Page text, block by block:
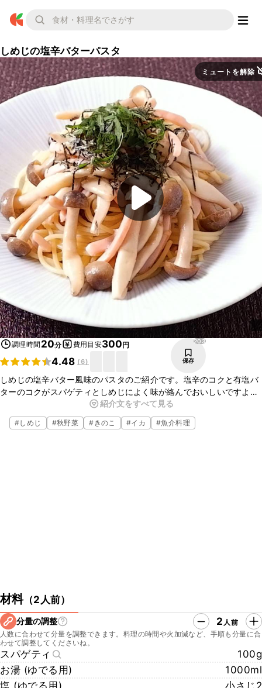
しめじの塩辛バターパスタ
ミュートを解除
調理時間 20分 費用目安300円
4.48 (6)
203
保存
しめじの塩辛バター風味のパスタのご紹介です。塩辛のコクと有塩バ
ターのコクがスパゲティとしめじによく味が絡んでおいしいですよ。
お手軽にできますので、ランチにも喜ばれます。いつもとひと味違う
和風パスタですよ。ぜひお試しくださいね。
紹介文をすべて見る
#しめじ #秋野菜 # きのこ #イカ #魚介料理
材料（2人前）
分量の調整 2 人前
人数に合わせて分量を調整できます。料理の時間や火加減など、手順も分量に合
わせて調整してくださいね。
スパゲティ
100g
お湯 (ゆでる用)
1000ml
塩 (ゆでる用)
小さじ2